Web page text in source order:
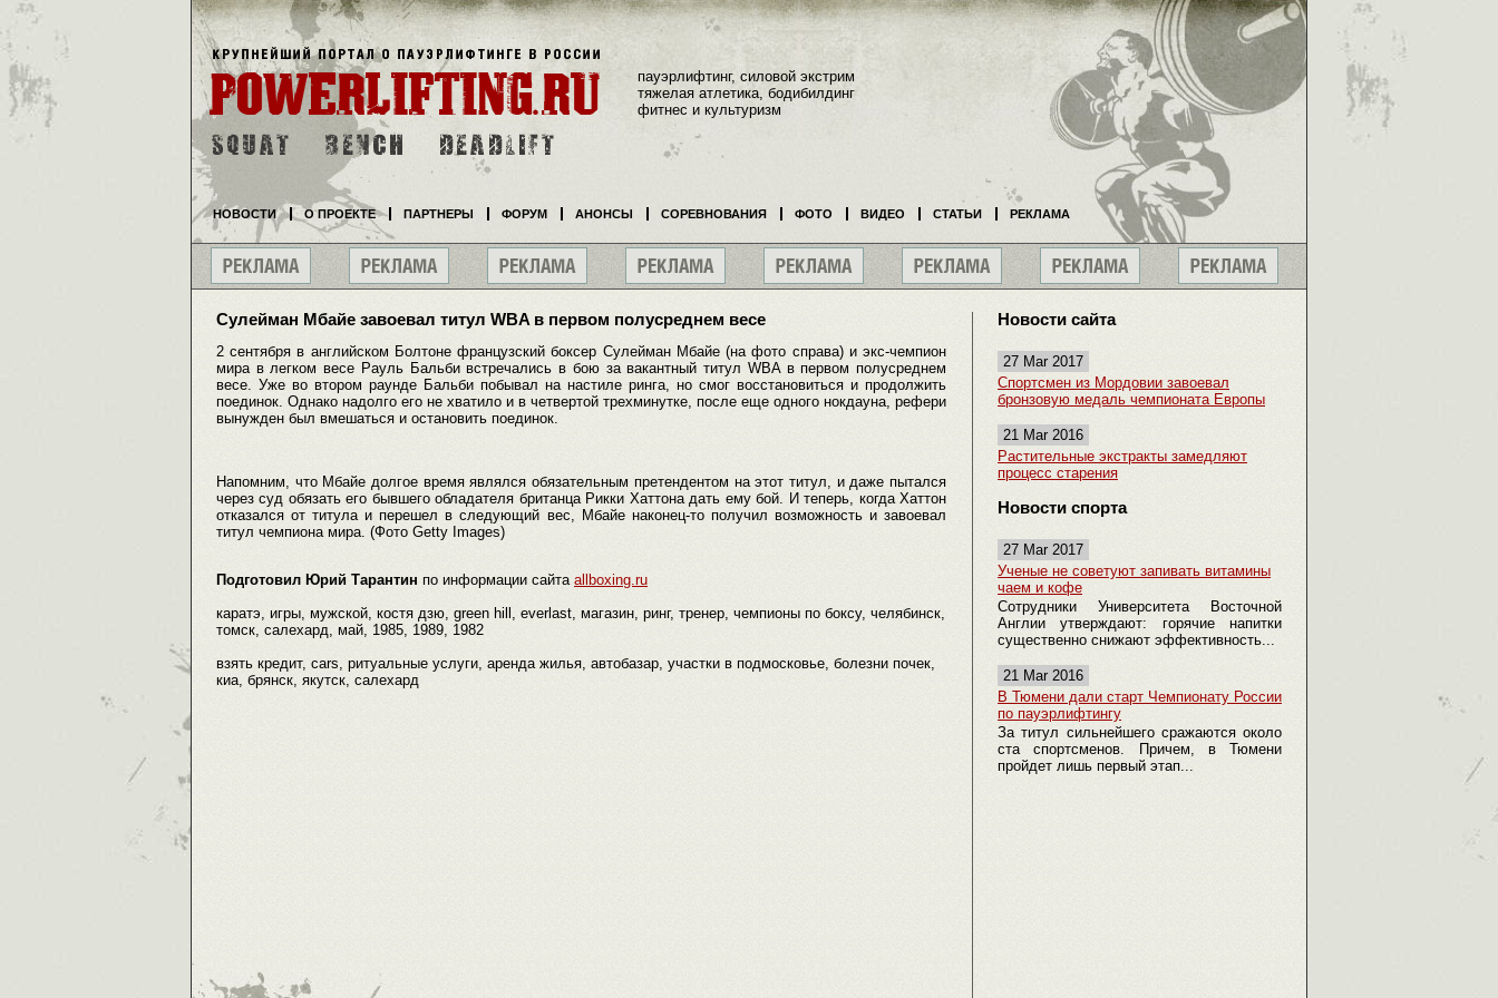
Сулейман Мбайе завоевал титул WBA в первом полусреднем весе
2 сентября в английском Болтоне французский боксер Сулейман Мбайе (на фото справа) и экс-чемпион
мира в легком весе Рауль Бальби встречались в бою за вакантный титул WBA в первом полусреднем
весе. Уже во втором раунде Бальби побывал на настиле ринга, но смог восстановиться и продолжить
поединок. Однако надолго его не хватило и в четвертой трехминутке, после еще одного нокдауна, рефери
вынужден был вмешаться и остановить поединок.
Напомним, что Мбайе долгое время являлся обязательным претендентом на этот титул, и даже пытался
через суд обязать его бывшего обладателя британца Рикки Хаттона дать ему бой. И теперь, когда Хаттон
отказался от титула и перешел в следующий вес, Мбайе наконец-то получил возможность и завоевал
титул чемпиона мира. (Фото Getty Images)
Подготовил Юрий Тарантин по информации сайта allboxing.ru
каратэ, игры, мужской, костя дзю, green hill, everlast, магазин, ринг, тренер, чемпионы по боксу, челябинск,
томск, салехард, май, 1985, 1989, 1982
взять кредит, cars, ритуальные услуги, аренда жилья, автобазар, участки в подмосковье, болезни почек,
киа, брянск, якутск, салехард
Новости сайта
27 Mar 2017
Спортсмен из Мордовии завоевал
бронзовую медаль чемпионата Европы
21 Mar 2016
Растительные экстракты замедляют
процесс старения
Новости спорта
27 Mar 2017
Ученые не советуют запивать витамины
чаем и кофе
Сотрудники Университета Восточной
Англии утверждают: горячие напитки
существенно снижают эффективность...
21 Mar 2016
В Тюмени дали старт Чемпионату России
по пауэрлифтингу
За титул сильнейшего сражаются около
ста спортсменов. Причем, в Тюмени
пройдет лишь первый этап...
пауэрлифтинг, силовой экстрим
тяжелая атлетика, бодибилдинг
фитнес и культуризм
НОВОСТИ О ПРОЕКТЕ ПАРТНЕРЫ ФОРУМ АНОНСЫ СОРЕВНОВАНИЯ ФОТО ВИДЕО СТАТЬИ РЕКЛАМА